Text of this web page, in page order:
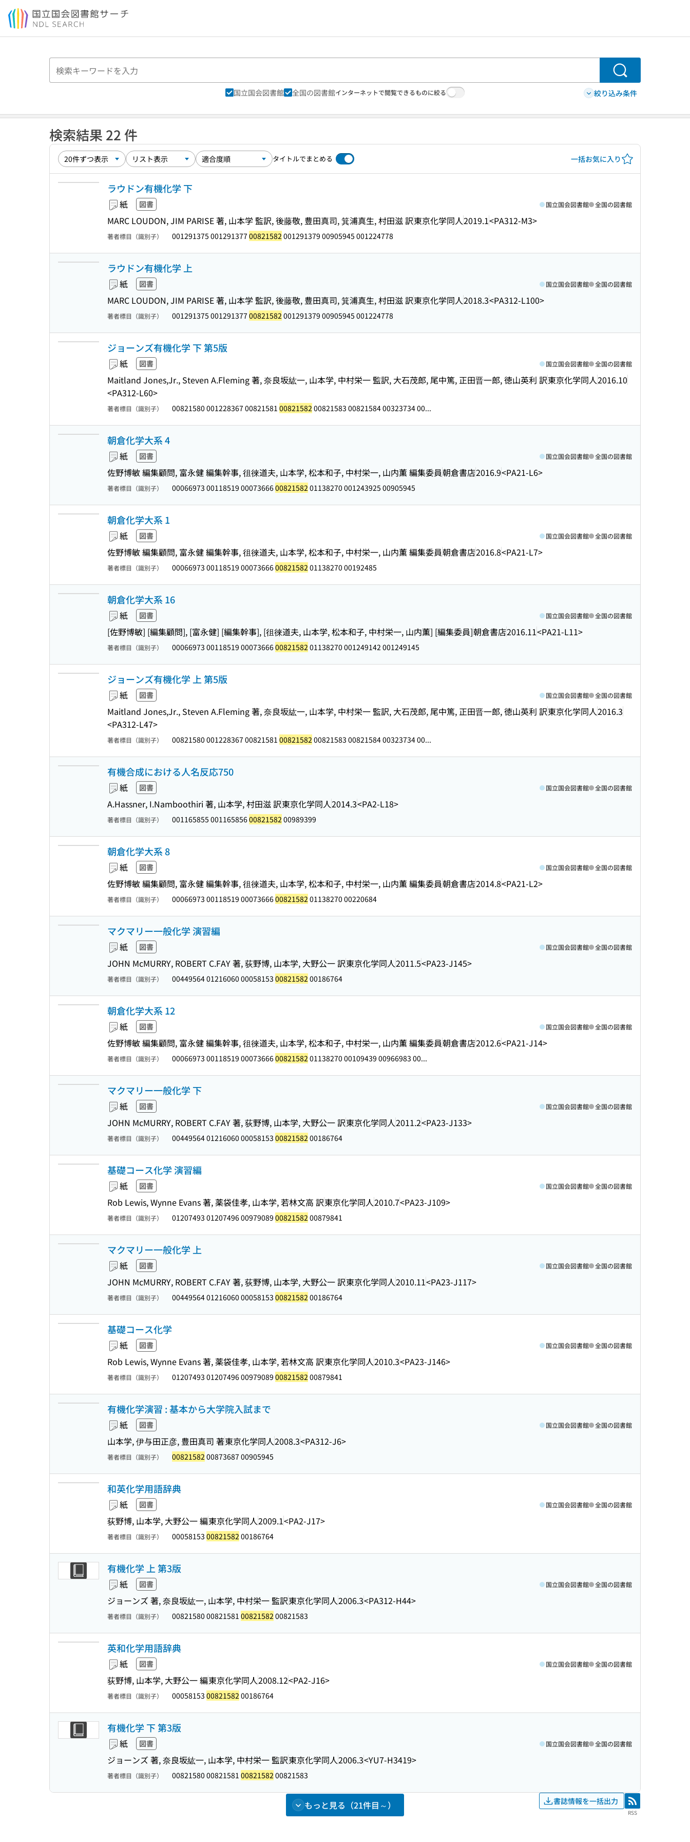
本文へ移動
検索
国立国会図書館 全国の図書館インターネットで閲覧できるものに絞る 絞り込み条件
検索結果 22 件
タイトルでまとめる 一括お気に入り
ラウドン有機化学 下
紙 図書
MARC LOUDON, JIM PARISE 著, 山本学 監訳, 後藤敬, 豊田真司, 箕浦真生, 村田滋 訳東京化学同人2019.1<PA312-M3>
国立国会図書館 全国の図書館
著者標目（識別子） 001291375 001291377 00821582 001291379 00905945 001224778
ラウドン有機化学 上
紙 図書
MARC LOUDON, JIM PARISE 著, 山本学 監訳, 後藤敬, 豊田真司, 箕浦真生, 村田滋 訳東京化学同人2018.3<PA312-L100>
国立国会図書館 全国の図書館
著者標目（識別子） 001291375 001291377 00821582 001291379 00905945 001224778
ジョーンズ有機化学 下 第5版
紙 図書
Maitland Jones,Jr., Steven A.Fleming 著, 奈良坂紘一, 山本学, 中村栄一 監訳, 大石茂郎, 尾中篤, 正田晋一郎, 徳山英利 訳東京化学同人2016.10
<PA312-L60>
国立国会図書館 全国の図書館
著者標目（識別子） 00821580 001228367 00821581 00821582 00821583 00821584 00323734 00...
朝倉化学大系 4
紙 図書
佐野博敏 編集顧問, 富永健 編集幹事, 徂徠道夫, 山本学, 松本和子, 中村栄一, 山内薫 編集委員朝倉書店2016.9<PA21-L6>
国立国会図書館 全国の図書館
著者標目（識別子） 00066973 00118519 0007366600821582 01138270 001243925 00905945
朝倉化学大系 1
紙 図書
佐野博敏 編集顧問, 富永健 編集幹事, 徂徠道夫, 山本学, 松本和子, 中村栄一, 山内薫 編集委員朝倉書店2016.8<PA21-L7>
国立国会図書館 全国の図書館
著者標目（識別子） 00066973 00118519 0007366600821582 01138270 00192485
朝倉化学大系 16
紙 図書
[佐野博敏] [編集顧問], [富永健] [編集幹事], [徂徠道夫, 山本学, 松本和子, 中村栄一, 山内薫] [編集委員]朝倉書店2016.11<PA21-L11>
国立国会図書館 全国の図書館
著者標目（識別子） 00066973 00118519 0007366600821582 01138270 001249142 001249145
ジョーンズ有機化学 上 第5版
紙 図書
Maitland Jones,Jr., Steven A.Fleming 著, 奈良坂紘一, 山本学, 中村栄一 監訳, 大石茂郎, 尾中篤, 正田晋一郎, 徳山英利 訳東京化学同人2016.3
<PA312-L47>
国立国会図書館 全国の図書館
著者標目（識別子） 00821580 001228367 00821581 00821582 00821583 00821584 00323734 00...
有機合成における人名反応750
紙 図書
A.Hassner, I.Namboothiri 著, 山本学, 村田滋 訳東京化学同人2014.3<PA2-L18>
国立国会図書館 全国の図書館
著者標目（識別子） 001165855 00116585600821582 00989399
朝倉化学大系 8
紙 図書
佐野博敏 編集顧問, 富永健 編集幹事, 徂徠道夫, 山本学, 松本和子, 中村栄一, 山内薫 編集委員朝倉書店2014.8<PA21-L2>
国立国会図書館 全国の図書館
著者標目（識別子） 00066973 00118519 0007366600821582 01138270 00220684
マクマリー一般化学 演習編
紙 図書
JOHN McMURRY, ROBERT C.FAY 著, 荻野博, 山本学, 大野公一 訳東京化学同人2011.5<PA23-J145>
国立国会図書館 全国の図書館
著者標目（識別子） 00449564 01216060 00058153 00821582 00186764
朝倉化学大系 12
紙 図書
佐野博敏 編集顧問, 富永健 編集幹事, 徂徠道夫, 山本学, 松本和子, 中村栄一, 山内薫 編集委員朝倉書店2012.6<PA21-J14>
国立国会図書館 全国の図書館
著者標目（識別子） 00066973 00118519 0007366600821582 01138270 00109439 00966983 00...
マクマリー一般化学 下
紙 図書
JOHN McMURRY, ROBERT C.FAY 著, 荻野博, 山本学, 大野公一 訳東京化学同人2011.2<PA23-J133>
国立国会図書館 全国の図書館
著者標目（識別子） 00449564 01216060 00058153 00821582 00186764
基礎コース化学 演習編
紙 図書
Rob Lewis, Wynne Evans 著, 薬袋佳孝, 山本学, 若林文高 訳東京化学同人2010.7<PA23-J109>
国立国会図書館 全国の図書館
著者標目（識別子） 01207493 01207496 00979089 00821582 00879841
マクマリー一般化学 上
紙 図書
JOHN McMURRY, ROBERT C.FAY 著, 荻野博, 山本学, 大野公一 訳東京化学同人2010.11<PA23-J117>
国立国会図書館 全国の図書館
著者標目（識別子） 00449564 01216060 00058153 00821582 00186764
基礎コース化学
紙 図書
Rob Lewis, Wynne Evans 著, 薬袋佳孝, 山本学, 若林文高 訳東京化学同人2010.3<PA23-J146>
国立国会図書館 全国の図書館
著者標目（識別子） 01207493 01207496 00979089 00821582 00879841
有機化学演習 : 基本から大学院入試まで
紙 図書
山本学, 伊与田正彦, 豊田真司 著東京化学同人2008.3<PA312-J6>
国立国会図書館 全国の図書館
著者標目（識別子） 00821582 00873687 00905945
和英化学用語辞典
紙 図書
荻野博, 山本学, 大野公一 編東京化学同人2009.1<PA2-J17>
国立国会図書館 全国の図書館
著者標目（識別子） 00058153 00821582 00186764
有機化学 上 第3版
紙 図書
ジョーンズ 著, 奈良坂紘一, 山本学, 中村栄一 監訳東京化学同人2006.3<PA312-H44>
国立国会図書館 全国の図書館
著者標目（識別子） 00821580 00821581 00821582 00821583
英和化学用語辞典
紙 図書
荻野博, 山本学, 大野公一 編東京化学同人2008.12<PA2-J16>
国立国会図書館 全国の図書館
著者標目（識別子） 00058153 00821582 00186764
有機化学 下 第3版
紙 図書
ジョーンズ 著, 奈良坂紘一, 山本学, 中村栄一 監訳東京化学同人2006.3<YU7-H3419>
国立国会図書館 全国の図書館
著者標目（識別子） 00821580 00821581 00821582 00821583
もっと見る（21件目～） 書誌情報を一括出力 RSS
RSS